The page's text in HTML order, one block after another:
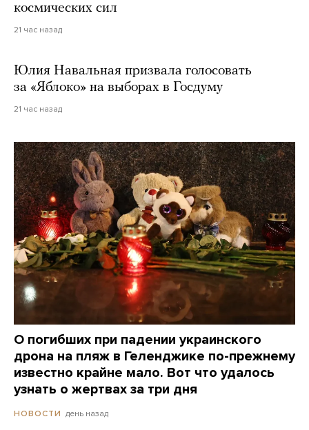
космических сил
21 час назад
Юлия Навальная призвала голосовать
за «Яблоко» на выборах в Госдуму
21 час назад
О погибших при падении украинского
дрона на пляж в Геленджике по-прежнему
известно крайне мало. Вот что удалось
узнать о жертвах за три дня
НОВОСТИ день назад